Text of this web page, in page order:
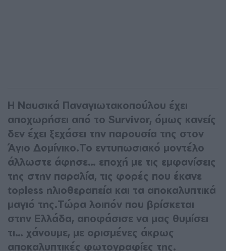
Η Ναυσικά Παναγιωτακοπούλου έχει
αποχωρήσει από το Survivor, όμως κανείς
δεν έχει ξεχάσει την παρουσία της στον
Άγιο Δομίνικο.Το εντυπωσιακό μοντέλο
άλλωστε άφησε… εποχή με τις εμφανίσεις
της στην παραλία, τις φορές που έκανε
topless ηλιοθεραπεία και τα αποκαλυπτικά
μαγιό της.Τώρα λοιπόν που βρίσκεται
στην Ελλάδα, αποφάσισε να μας θυμίσει
τι… χάνουμε, με ορισμένες άκρως
αποκαλυπτικές φωτογραφίες της.